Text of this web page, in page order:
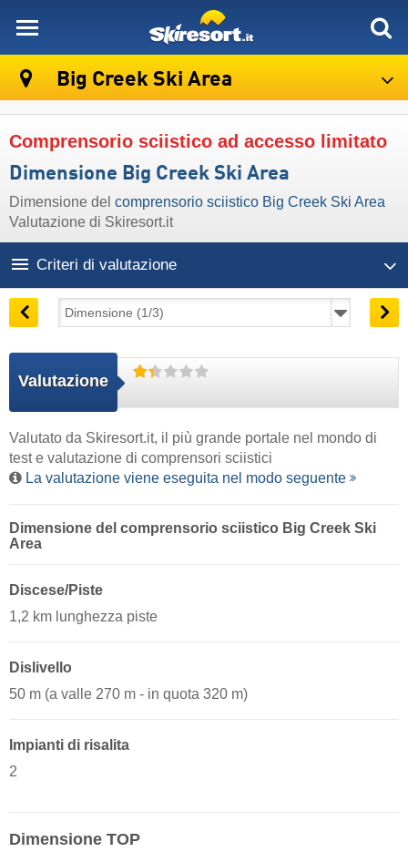
Big Creek Ski Area
Comprensorio sciistico ad accesso limitato
Dimensione Big Creek Ski Area
Dimensione del comprensorio sciistico Big Creek Ski Area
Valutazione di Skiresort.it
Criteri di valutazione
Valutazione
Valutato da Skiresort.it, il più grande portale nel mondo di
test e valutazione di comprensori sciistici
La valutazione viene eseguita nel modo seguente
Dimensione del comprensorio sciistico Big Creek Ski
Area
Discese/Piste
1,2 km lunghezza piste
Dislivello
50 m (a valle 270 m - in quota 320 m)
Impianti di risalita
2
Dimensione TOP